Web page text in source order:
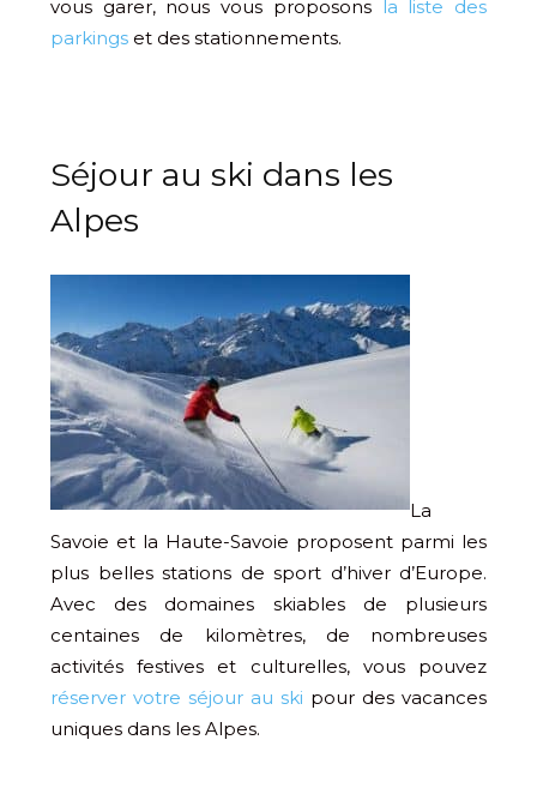
vous garer, nous vous proposons
la liste des
parkings et des stationnements.
Séjour au ski dans les
Alpes
La
Savoie et la Haute-Savoie proposent parmi les
plus belles stations de sport d’hiver d’Europe.
Avec des domaines skiables de plusieurs
centaines de kilomètres, de nombreuses
activités festives et culturelles, vous pouvez
réserver votre séjour au ski pour des vacances
uniques dans les Alpes.